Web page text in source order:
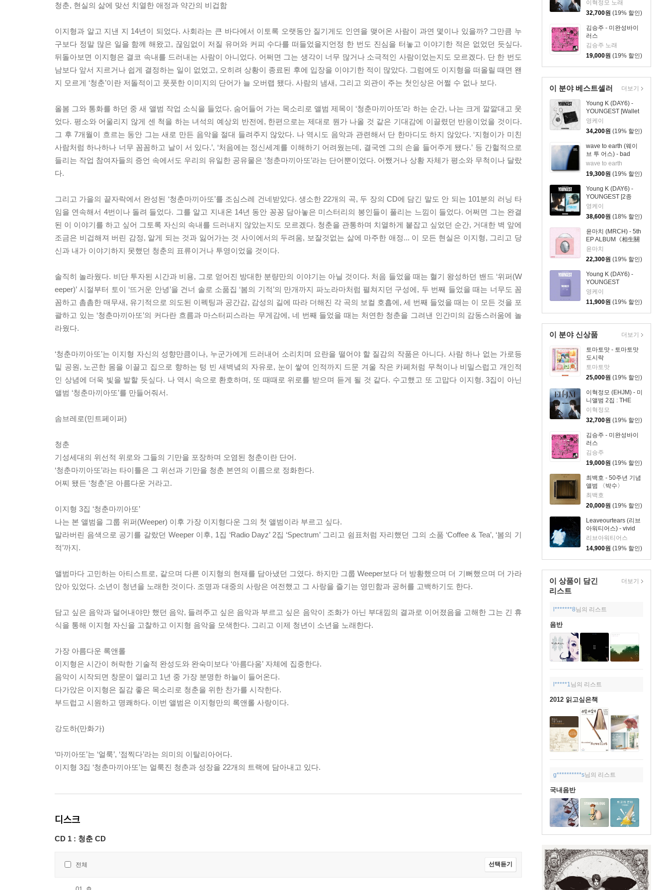
이혁정모 노래
32,700원 (19% 할인)
김승주 - 미완성바이
러스
김승주 노래
19,000원 (19% 할인)
이 분야 베스트셀러
Young K (DAY6) -
YOUNGEST [Wallet
& Keyring ver.]
영케이
34,200원 (19% 할인)
wave to earth (웨이
브 투 어스) - bad
pieces
wave to earth
19,300원 (19% 할인)
Young K (DAY6) -
YOUNGEST [2종
SET]
영케이
38,600원 (18% 할인)
윤마치 (MRCH) - 5th
EP ALBUM《相生關
係》(상생관계)
윤마치
22,300원 (19% 할인)
Young K (DAY6) -
YOUNGEST
[Platform Album
FANS ver.]
영케이
11,900원 (19% 할인)
더보기
이 분야 신상품
토마토맛 - 토마토맛
도시락
토마토맛
25,000원 (19% 할인)
이혁정모 (EHJM) - 미
니앨범 2집 : THE
MEN
이혁정모
32,700원 (19% 할인)
김승주 - 미완성바이
러스
김승주
19,000원 (19% 할인)
최백호 - 50주년 기념
앨범 〈박수〉
최백호
20,000원 (19% 할인)
Leaveourtears (리브
아워티어스) - vivid
pillow
리브아워티어스
14,900원 (19% 할인)
더보기
이 상품이 담긴
리스트
더보기
l*******8님의 리스트
음반
l*****1님의 리스트
2012 읽고싶은책
g**********s님의 리스트
국내음반
청춘, 현실의 삶에 맞선 치열한 애정과 약간의 비겁함
이지형과 알고 지낸 지 14년이 되었다. 사회라는 큰 바다에서 이토록 오랫동안 질기게도 인연을 맺어온 사람이 과연 몇이나 있을까? 그만큼 누
구보다 정말 많은 일을 함께 해왔고, 끊임없이 저질 유머와 커피 수다를 떠들었을지언정 한 번도 진심을 터놓고 이야기한 적은 없었던 듯싶다.
뒤돌아보면 이지형은 결코 속내를 드러내는 사람이 아니었다. 어쩌면 그는 생각이 너무 많거나 소극적인 사람이었는지도 모르겠다. 단 한 번도
남보다 앞서 지르거나 쉽게 결정하는 일이 없었고, 오히려 상황이 종료된 후에 입장을 이야기한 적이 많았다. 그럼에도 이지형을 떠올릴 때면 왠
지 모르게 ‘청춘’이란 저돌적이고 풋풋한 이미지의 단어가 늘 오버랩 됐다. 사람의 냄새, 그리고 외관이 주는 첫인상은 어쩔 수 없나 보다.
올봄 그와 통화를 하던 중 새 앨범 작업 소식을 들었다. 숨어들어 가는 목소리로 앨범 제목이 ‘청춘마끼아또’라 하는 순간, 나는 크게 깔깔대고 웃
었다. 평소와 어울리지 않게 센 척을 하는 녀석의 예상외 반전에, 한편으로는 제대로 뭔가 나올 것 같은 기대감에 이끌렸던 반응이었을 것이다.
그 후 7개월이 흐르는 동안 그는 새로 만든 음악을 절대 들려주지 않았다. 나 역시도 음악과 관련해서 단 한마디도 하지 않았다. ‘지형이가 미친
사람처럼 하나하나 너무 꼼꼼하고 날이 서 있다.’, ‘처음에는 정신세계를 이해하기 어려웠는데, 결국엔 그의 손을 들어주게 됐다.’ 등 간헐적으로
들리는 작업 참여자들의 증언 속에서도 우리의 유일한 공유물은 ‘청춘마끼아또’라는 단어뿐이었다. 어쨌거나 상황 자체가 평소와 무척이나 달랐
다.
그리고 가을의 끝자락에서 완성된 ‘청춘마끼아또’를 조심스레 건네받았다. 생소한 22개의 곡, 두 장의 CD에 담긴 말도 안 되는 101분의 러닝 타
임을 연속해서 4번이나 돌려 들었다. 그를 알고 지내온 14년 동안 꽁꽁 담아놓은 미스터리의 봉인들이 풀리는 느낌이 들었다. 어쩌면 그는 완결
된 이 이야기를 하고 싶어 그토록 자신의 속내를 드러내지 않았는지도 모르겠다. 청춘을 관통하며 치열하게 붙잡고 싶었던 순간, 거대한 벽 앞에
조금은 비겁해져 버린 감정, 알게 되는 것과 잃어가는 것 사이에서의 두려움, 보잘것없는 삶에 마주한 애정... 이 모든 현실은 이지형, 그리고 당
신과 내가 이야기하지 못했던 청춘의 표류이거나 투영이었을 것이다.
솔직히 놀라웠다. 비단 투자된 시간과 비용, 그로 얻어진 방대한 분량만의 이야기는 아닐 것이다. 처음 들었을 때는 혈기 왕성하던 밴드 ‘위퍼(W
eeper)’ 시절부터 토이 ‘뜨거운 안녕’을 건너 솔로 소품집 ‘봄의 기적’의 만개까지 파노라마처럼 펼쳐지던 구성에, 두 번째 들었을 때는 너무도 꼼
꼼하고 촘촘한 매무새, 유기적으로 의도된 이펙팅과 공간감, 감성의 길에 따라 더해진 각 곡의 보컬 호흡에, 세 번째 들었을 때는 이 모든 것을 포
괄하고 있는 ‘청춘마끼아또’의 커다란 흐름과 마스터피스라는 무게감에, 네 번째 들었을 때는 처연한 청춘을 그려낸 인간미의 감동스러움에 놀
라웠다.
‘청춘마끼아또’는 이지형 자신의 성향만큼이나, 누군가에게 드러내어 소리치며 요란을 떨어야 할 질감의 작품은 아니다. 사람 하나 없는 가로등
밑 공원, 노곤한 몸을 이끌고 집으로 향하는 텅 빈 새벽녘의 자유로, 눈이 쌓여 인적까지 드문 겨울 작은 카페처럼 무척이나 비밀스럽고 개인적
인 상념에 더욱 빛을 발할 듯싶다. 나 역시 속으로 환호하며, 또 때때로 위로를 받으며 듣게 될 것 같다. 수고했고 또 고맙다 이지형. 3집이 아닌
앨범 ‘청춘마끼아또’를 만들어줘서.
솜브레로(민트페이퍼)
청춘
기성세대의 위선적 위로와 그들의 기만을 포장하며 오염된 청춘이란 단어.
‘청춘마끼아또’라는 타이틀은 그 위선과 기만을 청춘 본연의 이름으로 정화한다.
어찌 됐든 ‘청춘’은 아름다운 거라고.
이지형 3집 ‘청춘마끼아또’
나는 본 앨범을 그룹 위퍼(Weeper) 이후 가장 이지형다운 그의 첫 앨범이라 부르고 싶다.
말라버린 음색으로 공기를 갈랐던 Weeper 이후, 1집 ‘Radio Dayz’ 2집 ‘Spectrum’ 그리고 쉼표처럼 자리했던 그의 소품 ‘Coffee & Tea’, ‘봄의 기
적’까지.
앨범마다 고민하는 아티스트로, 같으며 다른 이지형의 현재를 담아냈던 그였다. 하지만 그룹 Weeper보다 더 방황했으며 더 기뻐했으며 더 가라
앉아 있었다. 소년이 청년을 노래한 것이다. 조명과 대중의 사랑은 여전했고 그 사랑을 즐기는 영민함과 공허를 고백하기도 한다.
담고 싶은 음악과 덜어내야만 했던 음악, 들려주고 싶은 음악과 부르고 싶은 음악이 조화가 아닌 부대낌의 결과로 이어졌음을 고해한 그는 긴 휴
식을 통해 이지형 자신을 고찰하고 이지형 음악을 모색한다. 그리고 이제 청년이 소년을 노래한다.
가장 아름다운 록앤롤
이지형은 시간이 허락한 기술적 완성도와 완숙미보다 ‘아름다움’ 자체에 집중한다.
음악이 시작되면 창문이 열리고 1년 중 가장 분명한 하늘이 들어온다.
다가앉은 이지형은 질감 좋은 목소리로 청춘을 위한 찬가를 시작한다.
부드럽고 시원하고 명쾌하다. 이번 앨범은 이지형만의 록앤롤 사랑이다.
강도하(만화가)
‘마끼아또’는 ‘얼룩’, ‘점찍다’라는 의미의 이탈리아어다.
이지형 3집 ‘청춘마끼아또’는 얼룩진 청춘과 성장을 22개의 트랙에 담아내고 있다.
디스크
CD 1 : 청춘 CD
전체 선택듣기